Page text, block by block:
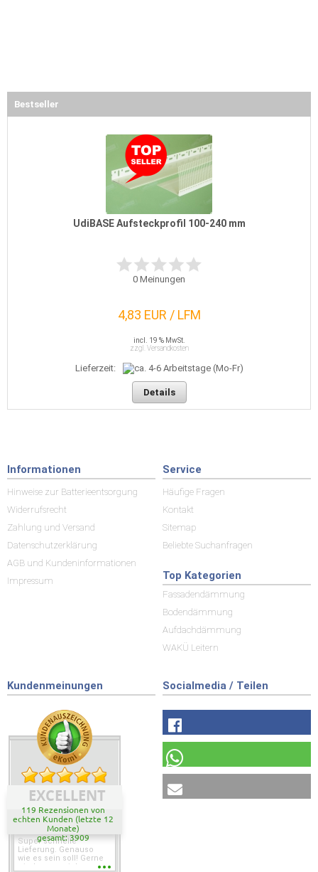
Bestseller
UdiBASE Aufsteckprofil 100-240 mm
0 Meinungen
4,83 EUR / LFM
incl. 19 % MwSt.
zzgl. Versandkosten
Lieferzeit:
Details
Informationen
Hinweise zur Batterieentsorgung
Widerrufsrecht
Zahlung und Versand
Datenschutzerklärung
AGB und Kundeninformationen
Impressum
Service
Häufige Fragen
Kontakt
Sitemap
Beliebte Suchanfragen
Top Kategorien
Fassadendämmung
Bodendämmung
Aufdachdämmung
WAKÜ Leitern
Kundenmeinungen
EXCELLENT
119 Rezensionen von
echten Kunden (letzte 12
Monate)
gesamt: 3909
Super schnelle
Lieferung. Genauso
wie es sein soll! Gerne
wieder wenn ich was
Socialmedia / Teilen